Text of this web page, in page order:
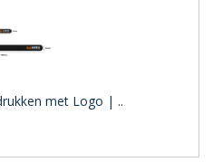
met Logo | ..